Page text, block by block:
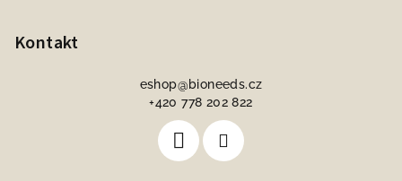
Kontakt
eshop@bioneeds.cz
+420 778 202 822